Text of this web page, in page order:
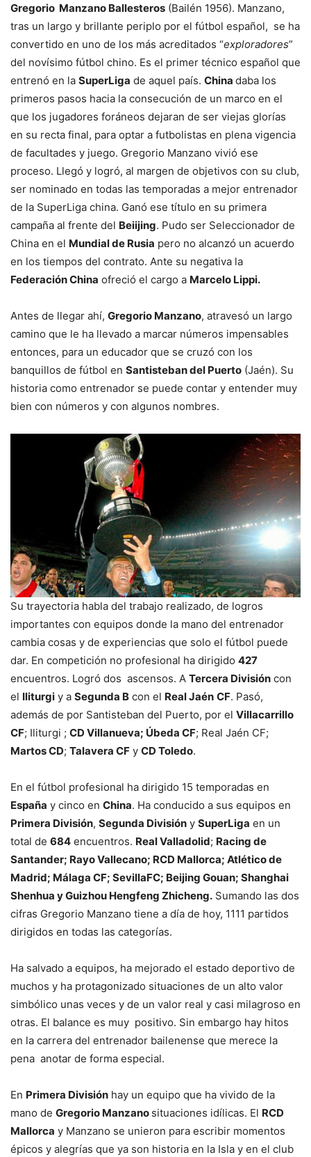
Gregorio Manzano Ballesteros (Bailén 1956). Manzano,
tras un largo y brillante periplo por el fútbol español, se ha
convertido en uno de los más acreditados “exploradores”
del novísimo fútbol chino. Es el primer técnico español que
entrenó en la SuperLiga de aquel país. China daba los
primeros pasos hacia la consecución de un marco en el
que los jugadores foráneos dejaran de ser viejas glorías
en su recta final, para optar a futbolistas en plena vigencia
de facultades y juego. Gregorio Manzano vivió ese
proceso. Llegó y logró, al margen de objetivos con su club,
ser nominado en todas las temporadas a mejor entrenador
de la SuperLiga china. Ganó ese título en su primera
campaña al frente del Beiijing. Pudo ser Seleccionador de
China en el Mundial de Rusia pero no alcanzó un acuerdo
en los tiempos del contrato. Ante su negativa la
Federación China ofreció el cargo a Marcelo Lippi.
Antes de llegar ahí, Gregorio Manzano, atravesó un largo
camino que le ha llevado a marcar números impensables
entonces, para un educador que se cruzó con los
banquillos de fútbol en Santisteban del Puerto (Jaén). Su
historia como entrenador se puede contar y entender muy
bien con números y con algunos nombres.
Su trayectoria habla del trabajo realizado, de logros
importantes con equipos donde la mano del entrenador
cambia cosas y de experiencias que solo el fútbol puede
dar. En competición no profesional ha dirigido 427
encuentros. Logró dos ascensos. A Tercera División con
el Iliturgi y a Segunda B con el Real Jaén CF. Pasó,
además de por Santisteban del Puerto, por el Villacarrillo
CF; Iliturgi ; CD Villanueva; Úbeda CF; Real Jaén CF;
Martos CD; Talavera CF y CD Toledo.
En el fútbol profesional ha dirigido 15 temporadas en
España y cinco en China. Ha conducido a sus equipos en
Primera División, Segunda División y SuperLiga en un
total de 684 encuentros. Real Valladolid; Racing de
Santander; Rayo Vallecano; RCD Mallorca; Atlético de
Madrid; Málaga CF; SevillaFC; Beijing Gouan; Shanghai
Shenhua y Guizhou Hengfeng Zhicheng. Sumando las dos
cifras Gregorio Manzano tiene a día de hoy, 1111 partidos
dirigidos en todas las categorías.
Ha salvado a equipos, ha mejorado el estado deportivo de
muchos y ha protagonizado situaciones de un alto valor
simbólico unas veces y de un valor real y casi milagroso en
otras. El balance es muy positivo. Sin embargo hay hitos
en la carrera del entrenador bailenense que merece la
pena anotar de forma especial.
En Primera División hay un equipo que ha vivido de la
mano de Gregorio Manzano situaciones idílicas. El RCD
Mallorca y Manzano se unieron para escribir momentos
épicos y alegrías que ya son historia en la Isla y en el club